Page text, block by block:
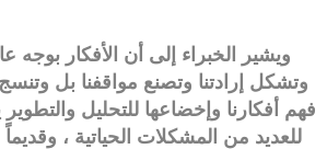
ويشير الخبراء إلى أن الأفكار بوجه
وتشكل إرادتنا وتصنع مواقفنا بل
فهم أفكارنا وإخضاعها للتحليل
للعديد من المشكلات الحياتية ،